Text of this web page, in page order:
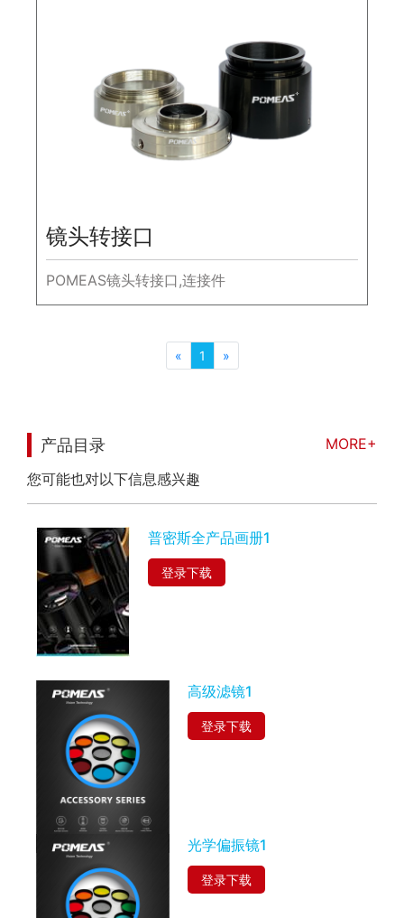
镜头转接口
POMEAS镜头转接口,连接件
« 1 »
产品目录
MORE+
您可能也对以下信息感兴趣
普密斯全产品画册1
登录下载
高级滤镜1
登录下载
光学偏振镜1
登录下载